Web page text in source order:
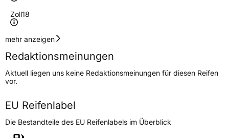
Zoll18
Geschwindigkeitsindex
Höchstgeschwindigkeit
300 km/h
Lastindex94
Höchstlast670 kg
Generelle Merkmale
mehr anzeigen
Redaktionsmeinungen
Aktuell liegen uns keine Redaktionsmeinungen für diesen Reifen
vor.
EU Reifenlabel
Die Bestandteile des EU Reifenlabels im Überblick